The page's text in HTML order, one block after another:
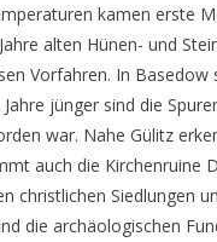
kamen erste
alten Hünen- und
Vorfahren. In Basedow
jünger sind die
war. Nahe Gülitz
auch die Kirchenruine
christlichen Siedlungen
die archäologischen